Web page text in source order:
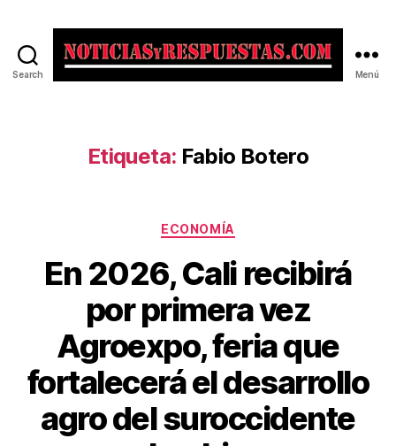
Search Menú
Etiqueta: Fabio Botero
Categorías
ECONOMÍA
En 2026, Cali recibirá
por primera vez
Agroexpo, feria que
fortalecerá el desarrollo
agro del suroccidente